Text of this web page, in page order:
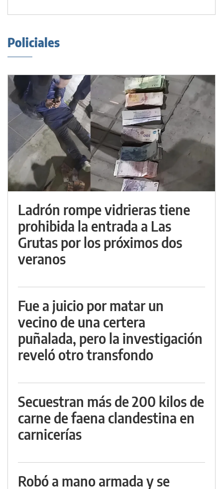
Policiales
Ladrón rompe vidrieras tiene
prohibida la entrada a Las
Grutas por los próximos dos
veranos
Fue a juicio por matar un
vecino de una certera
puñalada, pero la investigación
reveló otro transfondo
Secuestran más de 200 kilos de
carne de faena clandestina en
carnicerías
Robó a mano armada y se